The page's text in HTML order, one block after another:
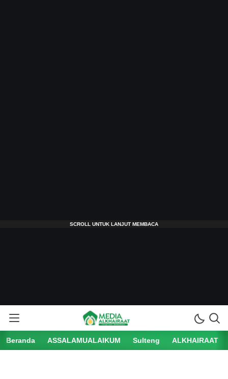
Beranda ASSALAMUALAIKUM Sulteng ALKHAIRAAT